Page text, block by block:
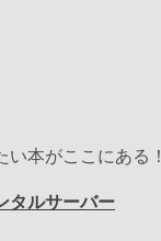
い本がここにある！
タルサーバー